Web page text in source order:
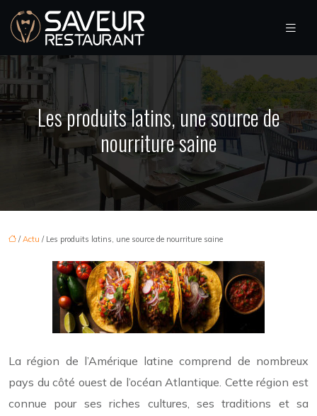
Les produits latins, une source de
nourriture saine
/Actu / Les produits latins, une source de nourriture saine
La région de l’Amérique latine comprend de nombreux
pays du côté ouest de l’océan Atlantique. Cette région est
connue pour ses riches cultures, ses traditions et sa